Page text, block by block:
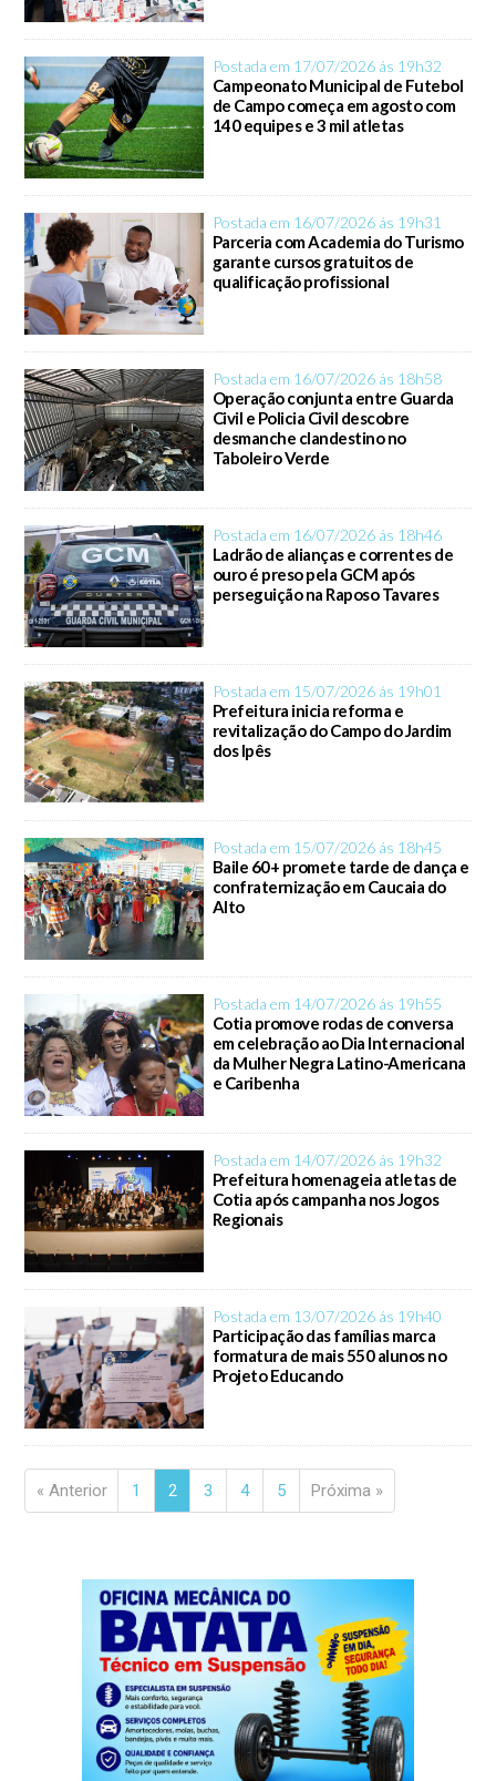
Postada em 17/07/2026 ás 19h32
Campeonato Municipal de Futebol
de Campo começa em agosto com
140 equipes e 3 mil atletas
Postada em 16/07/2026 ás 19h31
Parceria com Academia do Turismo
garante cursos gratuitos de
qualificação profissional
Postada em 16/07/2026 ás 18h58
Operação conjunta entre Guarda
Civil e Policia Civil descobre
desmanche clandestino no
Taboleiro Verde
Postada em 16/07/2026 ás 18h46
Ladrão de alianças e correntes de
ouro é preso pela GCM após
perseguição na Raposo Tavares
Postada em 15/07/2026 ás 19h01
Prefeitura inicia reforma e
revitalização do Campo do Jardim
dos Ipês
Postada em 15/07/2026 ás 18h45
Baile 60+ promete tarde de dança e
confraternização em Caucaia do
Alto
Postada em 14/07/2026 ás 19h55
Cotia promove rodas de conversa
em celebração ao Dia Internacional
da Mulher Negra Latino-Americana
e Caribenha
Postada em 14/07/2026 ás 19h32
Prefeitura homenageia atletas de
Cotia após campanha nos Jogos
Regionais
Postada em 13/07/2026 ás 19h40
Participação das famílias marca
formatura de mais 550 alunos no
Projeto Educando
« Anterior 1 2 3 4 5 Próxima »